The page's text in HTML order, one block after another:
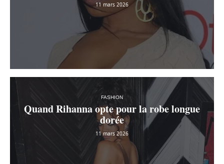
11 mars 2026
FASHION
Quand Rihanna opte pour la robe longue
dorée
11 mars 2026